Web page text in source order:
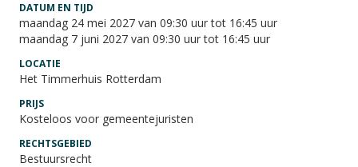
DATUM EN TIJD
maandag 24 mei 2027 van 09:30 uur tot 16:45 uur
maandag 7 juni 2027 van 09:30 uur tot 16:45 uur
LOCATIE
Het Timmerhuis Rotterdam
PRIJS
Kosteloos voor gemeentejuristen
RECHTSGEBIED
Bestuursrecht